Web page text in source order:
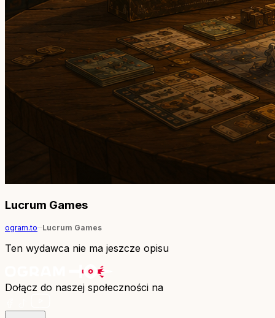
Lucrum Games
ogram.to Lucrum Games
Ten wydawca nie ma jeszcze opisu
Dołącz do naszej społeczności na